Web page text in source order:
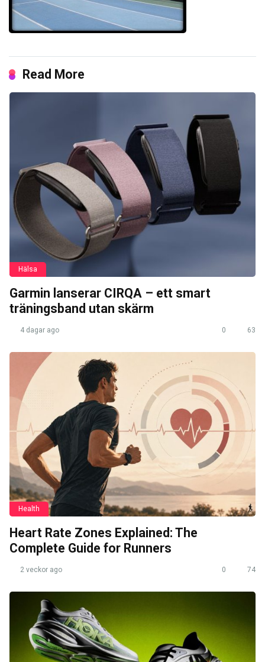
Read More
Hälsa
Garmin lanserar CIRQA – ett smart
träningsband utan skärm
4 dagar ago 0 63
Health
Heart Rate Zones Explained: The
Complete Guide for Runners
2 veckor ago 0 74